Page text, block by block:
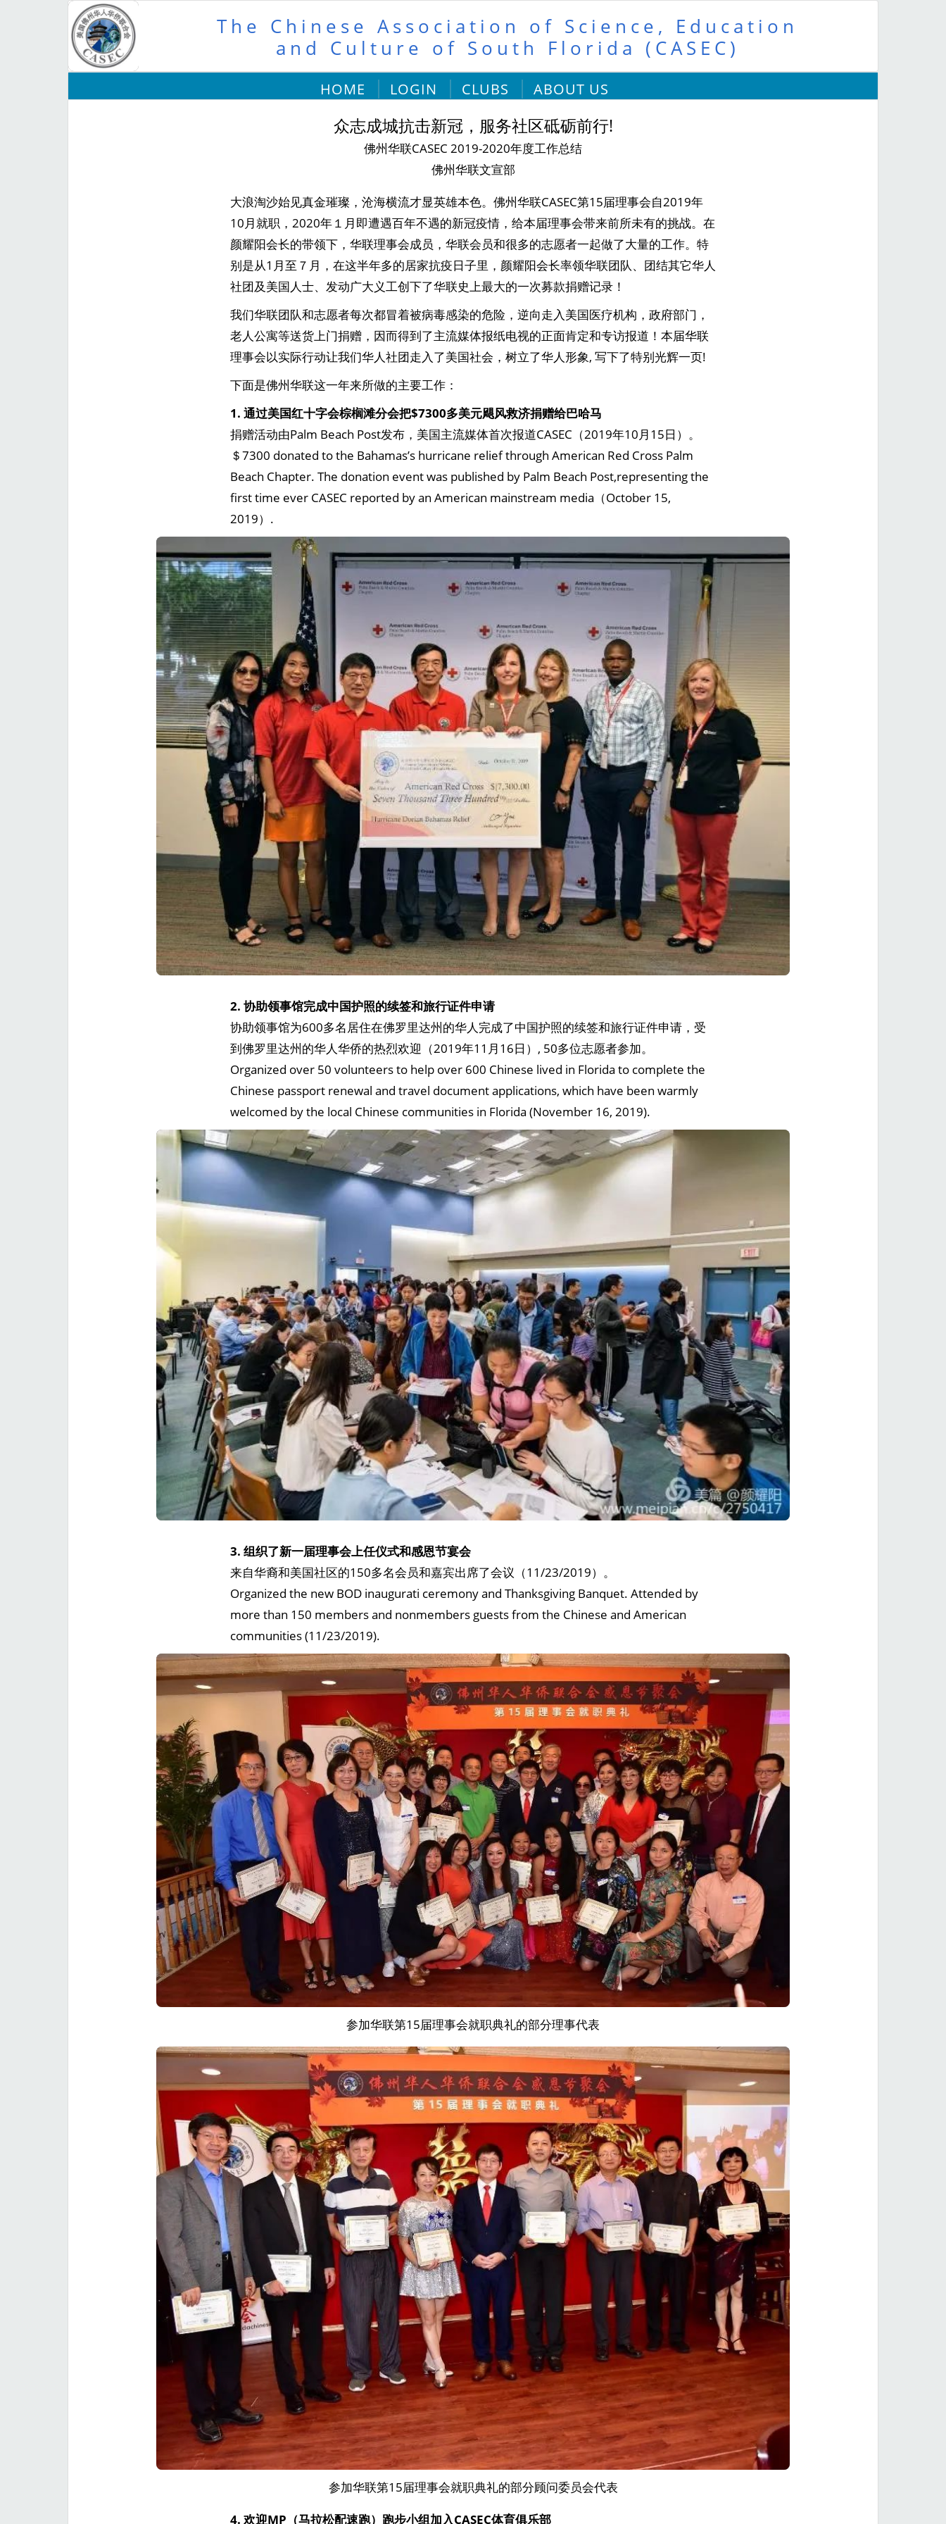
The Chinese Association of Science, Education
and Culture of South Florida (CASEC)
HOME LOGIN CLUBS ABOUT US
众志成城抗击新冠，服务社区砥砺前行!
佛州华联CASEC 2019-2020年度工作总结
佛州华联文宣部
大浪淘沙始见真金璀璨，沧海横流才显英雄本色。佛州华联CASEC第15届理事会自2019年
10月就职，2020年１月即遭遇百年不遇的新冠疫情，给本届理事会带来前所未有的挑战。在
颜耀阳会长的带领下，华联理事会成员，华联会员和很多的志愿者一起做了大量的工作。特
别是从1月至７月，在这半年多的居家抗疫日子里，颜耀阳会长率领华联团队、团结其它华人
社团及美国人士、发动广大义工创下了华联史上最大的一次募款捐赠记录！
我们华联团队和志愿者每次都冒着被病毒感染的危险，逆向走入美国医疗机构，政府部门，
老人公寓等送货上门捐赠，因而得到了主流媒体报纸电视的正面肯定和专访报道！本届华联
理事会以实际行动让我们华人社团走入了美国社会，树立了华人形象, 写下了特别光辉一页!
下面是佛州华联这一年来所做的主要工作：
1. 通过美国红十字会棕榈滩分会把$7300多美元飓风救济捐赠给巴哈马
捐赠活动由Palm Beach Post发布，美国主流媒体首次报道CASEC（2019年10月15日）。
＄7300 donated to the Bahamas’s hurricane relief through American Red Cross Palm
Beach Chapter. The donation event was published by Palm Beach Post,representing the
first time ever CASEC reported by an American mainstream media（October 15,
2019）.
2. 协助领事馆完成中国护照的续签和旅行证件申请
协助领事馆为600多名居住在佛罗里达州的华人完成了中国护照的续签和旅行证件申请，受
到佛罗里达州的华人华侨的热烈欢迎（2019年11月16日）, 50多位志愿者参加。
Organized over 50 volunteers to help over 600 Chinese lived in Florida to complete the
Chinese passport renewal and travel document applications, which have been warmly
welcomed by the local Chinese communities in Florida (November 16, 2019).
3. 组织了新一届理事会上任仪式和感恩节宴会
来自华裔和美国社区的150多名会员和嘉宾出席了会议（11/23/2019）。
Organized the new BOD inaugurati ceremony and Thanksgiving Banquet. Attended by
more than 150 members and nonmembers guests from the Chinese and American
communities (11/23/2019).
参加华联第15届理事会就职典礼的部分理事代表
参加华联第15届理事会就职典礼的部分顾问委员会代表
4. 欢迎MP（马拉松配速跑）跑步小组加入CASEC体育俱乐部